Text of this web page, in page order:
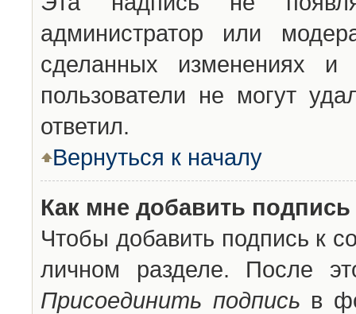
администратор или
сделанных изменениях
пользователи не могут
ответил.
Вернуться к началу
Как мне добавить
Чтобы добавить подпись к
личном разделе. После
Присоединить подпись в